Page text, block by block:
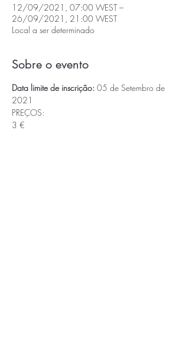
12/09/2021, 07:00 WEST –
26/09/2021, 21:00 WEST
Local a ser determinado
Sobre o evento
Data limite de inscrição: 05 de Setembro de
2021
PREÇOS:
3 €